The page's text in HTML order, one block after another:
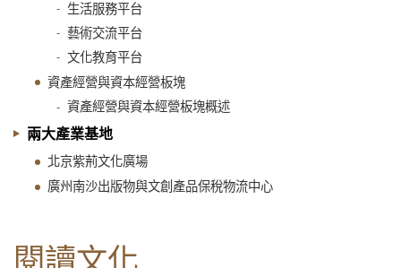
生活服務平台
藝術交流平台
文化教育平台
資產經營與資本經營板塊
資產經營與資本經營板塊概述
兩大產業基地
北京紫荊文化廣場
廣州南沙出版物與文創產品保稅物流中心
閱讀文化